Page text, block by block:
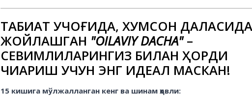
ТАБИАТ ҚУЧОҒИДА, ХУМСОН
ЖОЙЛАШГАН "OILAVIY DACHA"–
СЕВИМЛИЛАРИНГИЗ БИЛАН ҲОРДИҚ
ЧИҚАРИШ УЧУН ЭНГ ИДЕАЛ МАСКАН!
15 кишига мўлжалланган кенг ва шинам ҳовли: